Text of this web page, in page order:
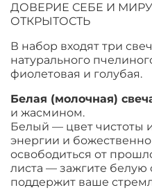
ДОВЕРИЕ СЕБЕ И
ОТКРЫТОСТЬ
В набор входят три
натурального
фиолетовая и голубая.
Белая (молочная)
и жасмином.
Белый — цвет чистоты
энергии и
освободиться от
листа — зажгите белую
поддержит ваше